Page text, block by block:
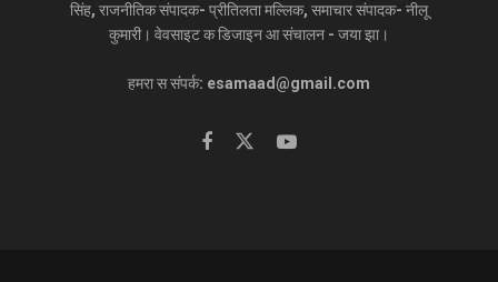
देल गेल जे बैरागी पंथ क किछु लोक बाबरी मस्जिद लग
शिवालय बनेबाक इच्‍छुक छथि। बैरागी सब मस्जिद परिसर
मे एकटा कोठली बनाकए ओहिठाम मूर्ति सेहो राखि देलक।
बना देलथि, जाहि कारण स दंगा भड़कल। 12 अक्टूबर,
1866 कए फ़ैज़ाबाद क डिप्टी कमिश्नर तुलसीदास आ
सिंह, राजनीतिक संपादक- प्रीतिलता मल्लिक, समाचार संपादक- नीलू
कुमारी। वेवसाइट क डिजाइन आ संचालन - जया झा।
हमरा स संपर्क: esamaad@gmail.com